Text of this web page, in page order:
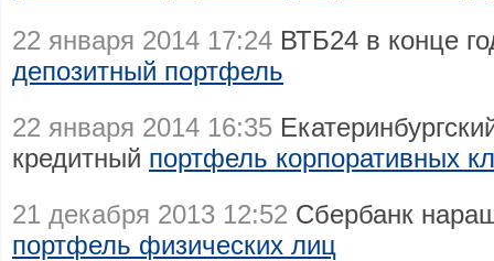
22 января 2014 17:24 ВТБ24 в конце
депозитный портфель
22 января 2014 16:35
кредитный портфель корпоративных
21 декабря 2013 12:52 Сбербанк
портфель физических лиц